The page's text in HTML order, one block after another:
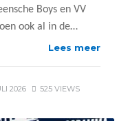
Boys en VV
ook al in de…
Lees meer
2026 525 VIEWS